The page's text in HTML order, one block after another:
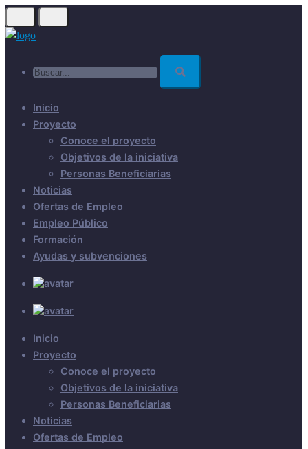
Skip
to
Inicio
Proyecto
Conoce el proyecto
Objetivos de la iniciativa
Personas Beneficiarias
Noticias
Ofertas de Empleo
Empleo Público
Formación
Ayudas y subvenciones
Inicio
Proyecto
Conoce el proyecto
Objetivos de la iniciativa
Personas Beneficiarias
Noticias
Ofertas de Empleo